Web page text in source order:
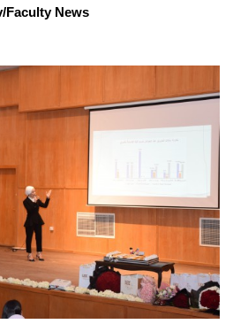
Faculty News